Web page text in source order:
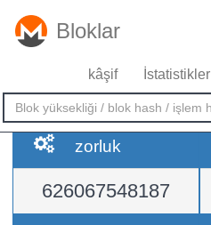
Bloklar
kâşif İstatistikler
zorluk
626067548187